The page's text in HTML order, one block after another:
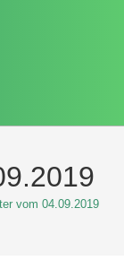
vom 04.09.2019